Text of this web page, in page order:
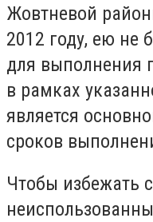
Жовтневой
2012 году, ею не
для выполнения
в рамках
является
сроков
Чтобы избежать